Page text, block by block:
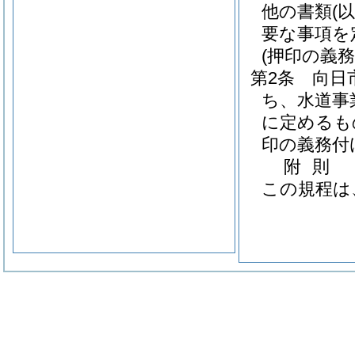
他の書類(
要な事項
(押印の義
第2条
向日
ち、水道
に定める
印の義務
附 則
この規程